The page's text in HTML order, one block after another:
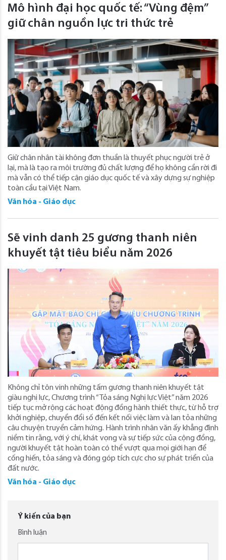
Mô hình đại học quốc tế: “Vùng đệm”
giữ chân nguồn lực tri thức trẻ
Giữ chân nhân tài không đơn thuần là thuyết phục người trẻ ở
lại, mà là tạo ra môi trường đủ chất lượng để họ không cần rời đi
mà vẫn có thể tiếp cận giáo dục quốc tế và xây dựng sự nghiệp
toàn cầu tại Việt Nam.
Văn hóa - Giáo dục
Sẽ vinh danh 25 gương thanh niên
khuyết tật tiêu biểu năm 2026
Không chỉ tôn vinh những tấm gương thanh niên khuyết tật
giàu nghị lực, Chương trình “Tỏa sáng Nghị lực Việt” năm 2026
tiếp tục mở rộng các hoạt động đồng hành thiết thực, từ hỗ trợ
khởi nghiệp, chuyển đổi số đến kết nối việc làm và lan tỏa những
câu chuyện truyền cảm hứng. Hành trình nhân văn ấy khẳng định
niềm tin rằng, với ý chí, khát vọng và sự tiếp sức của cộng đồng,
người khuyết tật hoàn toàn có thể vượt qua mọi giới hạn để
cống hiến, tỏa sáng và đóng góp tích cực cho sự phát triển của
đất nước.
Văn hóa - Giáo dục
Ý kiến của bạn
Bình luận